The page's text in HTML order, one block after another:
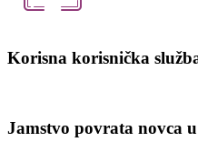
Korisna korisnička
Jamstvo povrata novca